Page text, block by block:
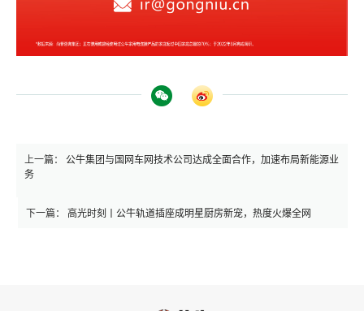
上一篇： 公牛集团与国网车网技术公司达成全面合作，加速布局新能源业
务
下一篇： 高光时刻丨公牛轨道插座成明星厨房新宠，热度火爆全网